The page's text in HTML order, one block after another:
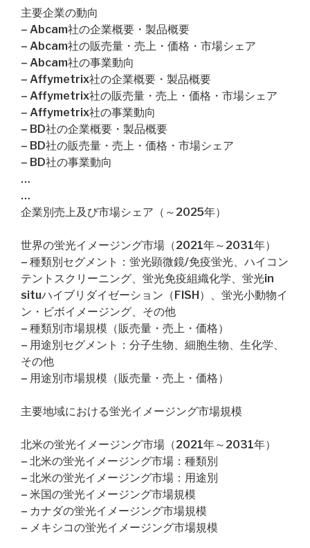
主要企業の動向
– Abcam社の企業概要・製品概要
– Abcam社の販売量・売上・価格・市場シェア
– Abcam社の事業動向
– Affymetrix社の企業概要・製品概要
– Affymetrix社の販売量・売上・価格・市場シェア
– Affymetrix社の事業動向
– BD社の企業概要・製品概要
– BD社の販売量・売上・価格・市場シェア
– BD社の事業動向
…
…
企業別売上及び市場シェア（～2025年）
世界の蛍光イメージング市場（2021年～2031年）
– 種類別セグメント：蛍光顕微鏡/免疫蛍光、ハイコン
テントスクリーニング、蛍光免疫組織化学、蛍光in
situハイブリダイゼーション（FISH）、蛍光小動物イ
ン・ビボイメージング、その他
– 種類別市場規模（販売量・売上・価格）
– 用途別セグメント：分子生物、細胞生物、生化学、
その他
– 用途別市場規模（販売量・売上・価格）
主要地域における蛍光イメージング市場規模
北米の蛍光イメージング市場（2021年～2031年）
– 北米の蛍光イメージング市場：種類別
– 北米の蛍光イメージング市場：用途別
– 米国の蛍光イメージング市場規模
– カナダの蛍光イメージング市場規模
– メキシコの蛍光イメージング市場規模